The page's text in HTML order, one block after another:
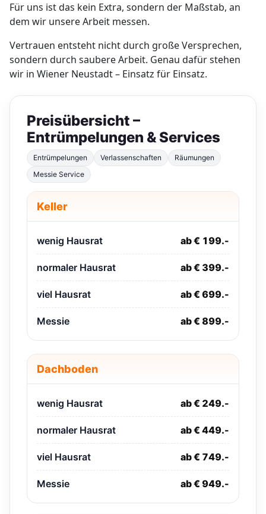
Für uns ist das kein Extra, sondern der Maßstab, an
dem wir unsere Arbeit messen.
Vertrauen entsteht nicht durch große Versprechen,
sondern durch saubere Arbeit. Genau dafür stehen
wir in Wiener Neustadt – Einsatz für Einsatz.
Preisübersicht –
Entrümpelungen & Services
Entrümpelungen Verlassenschaften
Räumungen
Messie Service
Keller
wenig Hausrat ab € 199.-
normaler Hausrat ab € 399.-
viel Hausrat ab € 699.-
Messie ab € 899.-
Dachboden
wenig Hausrat ab € 249.-
normaler Hausrat ab € 449.-
viel Hausrat ab € 749.-
Messie ab € 949.-